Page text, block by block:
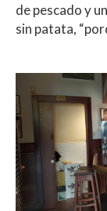
de pescado y
sin patata,